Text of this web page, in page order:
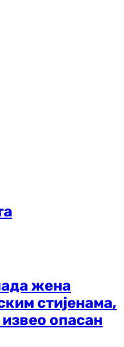
жена
стијенама,
опасан